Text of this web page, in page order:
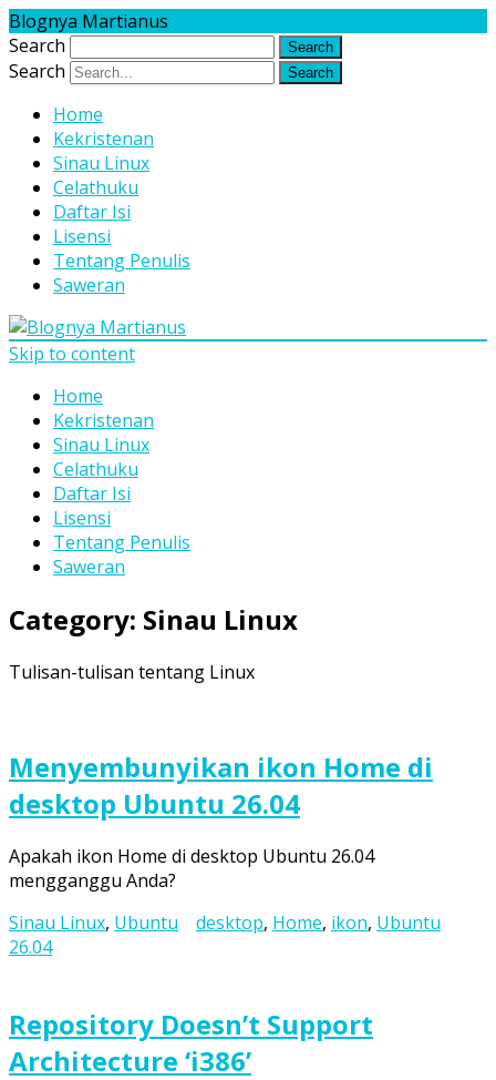
Blognya Martianus
Search
Search
Home
Kekristenan
Sinau Linux
Celathuku
Daftar Isi
Lisensi
Tentang Penulis
Saweran
Skip to content
Home
Kekristenan
Sinau Linux
Celathuku
Daftar Isi
Lisensi
Tentang Penulis
Saweran
Category: Sinau Linux
Tulisan-tulisan tentang Linux
Menyembunyikan ikon Home di
desktop Ubuntu 26.04
Apakah ikon Home di desktop Ubuntu 26.04
mengganggu Anda?
Sinau Linux, Ubuntu desktop, Home, ikon, Ubuntu
26.04
Repository Doesn’t Support
Architecture ‘i386’